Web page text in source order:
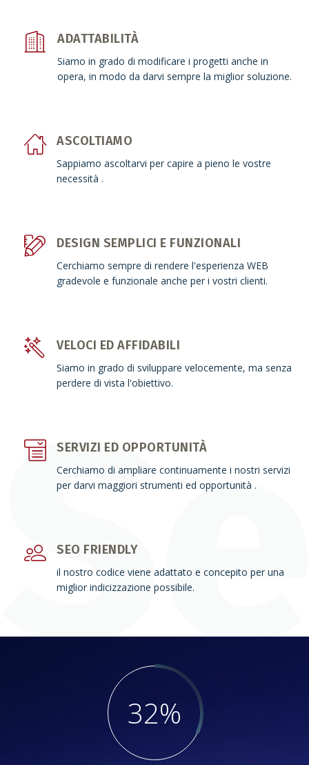
ADATTABILITÀ
Siamo in grado di modificare i progetti anche in
opera, in modo da darvi sempre la miglior soluzione.
ASCOLTIAMO
Sappiamo ascoltarvi per capire a pieno le vostre
necessità .
DESIGN SEMPLICI E FUNZIONALI
Cerchiamo sempre di rendere l'esperienza WEB
gradevole e funzionale anche per i vostri clienti.
VELOCI ED AFFIDABILI
Siamo in grado di sviluppare velocemente, ma senza
perdere di vista l'obiettivo.
SERVIZI ED OPPORTUNITÀ
Cerchiamo di ampliare continuamente i nostri servizi
per darvi maggiori strumenti ed opportunità .
SEO FRIENDLY
il nostro codice viene adattato e concepito per una
miglior indicizzazione possibile.
32